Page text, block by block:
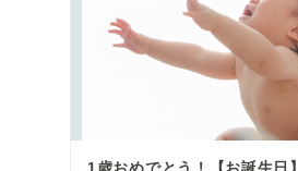
1歳おめでとう！【お誕生日】